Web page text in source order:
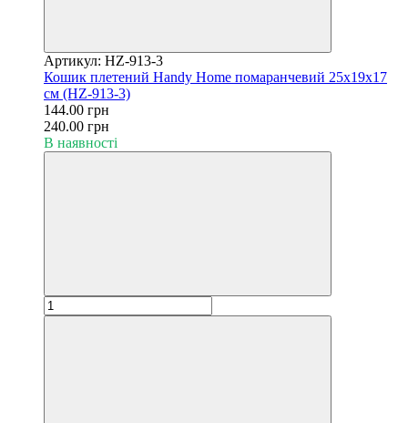
Артикул: HZ-913-3
Кошик плетений Handy Home помаранчевий 25х19х17
см (HZ-913-3)
144.00 грн
240.00 грн
В наявності